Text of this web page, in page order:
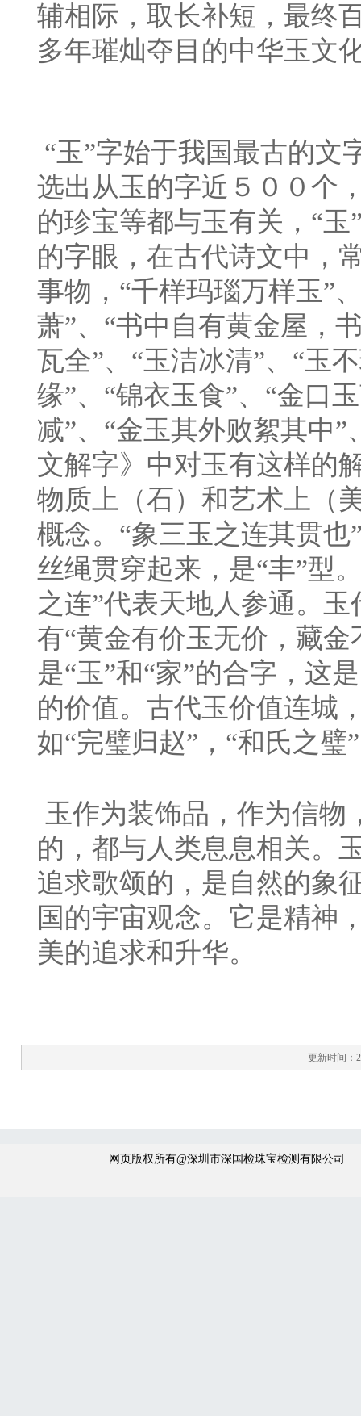
辅相际，取长补短，最终
多年璀灿夺目的中华玉文
“玉”字始于我国最古的文
选出从玉的字近５００个
的珍宝等都与玉有关，“
的字眼，在古代诗文中，
事物，“千样玛瑙万样玉”
萧”、“书中自有黄金屋，
瓦全”、“玉洁冰清”、“玉
缘”、“锦衣玉食”、“金口
减”、“金玉其外败絮其中
文解字》中对玉有这样的
物质上（石）和艺术上（
概念。“象三玉之连其贯
丝绳贯穿起来，是“丰”型
之连”代表天地人参通。
有“黄金有价玉无价，藏
是“玉”和“家”的合字，这
的价值。古代玉价值连城
如“完璧归赵”，“和氏之璧
玉作为装饰品，作为信物
的，都与人类息息相关。
追求歌颂的，是自然的象
国的宇宙观念。它是精神
美的追求和升华。
更新时间：
网页版权所有@深圳市深国检珠宝检测有限公司